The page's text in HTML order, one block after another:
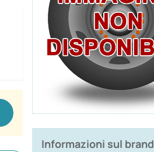
Informazioni sul brand